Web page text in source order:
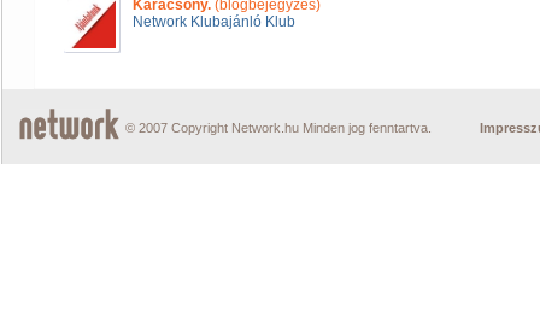
Karácsony. (blogbejegyzés)
Network Klubajánló Klub
© 2007 Copyright Network.hu Minden jog fenntartva.